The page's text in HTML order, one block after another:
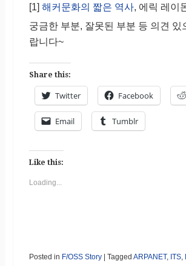
[1] 해커문화의 짧은 역사, 에릭 레이
궁금한 부분, 잘못된 부분 등 의견 있
랍니다~
Share this:
Twitter Facebook
Email Tumblr
Like this:
Loading...
Posted in F/OSS Story | Tagged ARPANET, ITS,